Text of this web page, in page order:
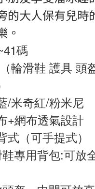
的大人保有兒時
。
碼
輪滑鞋 護具 頭
/米奇紅/粉米尼
+網布透氣設計
（可手提式）
專用背包:可放